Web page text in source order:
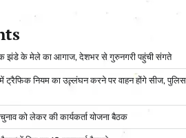
झंडे के मेले का आगाज, देशभर से गुरुनगरी पहुंची संगते
ट्रैफिक नियम का उल्लंघन करने पर वाहन होंगे सीज, पुलिस
को लेकर की कार्यकर्ता योजना बैठक